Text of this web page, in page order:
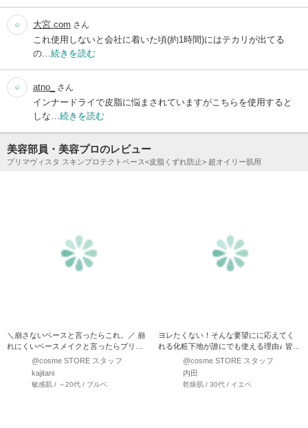
大宮.com さん
これ使用しないと会社に着いた頃(約1時間)にはテカリが出てる
の… 続きを読む
atno_ さん
インナードライで皮脂に悩まされていますがこちらを使用すると
しな… 続きを読む
美容部員・美容プロのレビュー
プリマヴィスタ スキンプロテクトベース<皮脂くずれ防止> 超オイリー肌用
＼崩さないベースと言ったらこれ。／ 崩
れにくいベースメイクと言ったらプリマ
ヴィスタ。 そん…
@cosme STORE スタッフ
kajitani
敏感肌 / ～20代 / ブルベ
ヨレたくない！そんな要望にに応えてく
れる化粧下地が誰にでも使える理由♪ 皆さ
ま1度は目にしたこと…
@cosme STORE スタッフ
内田
乾燥肌 / 30代 / イエベ